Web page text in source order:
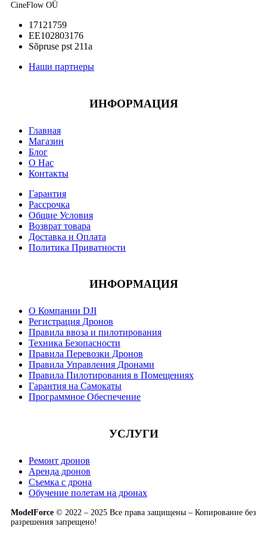
CineFlow OÜ
17121759
EE102803176
Sõpruse pst 211a
Наши партнеры
ИНФОРМАЦИЯ
Главная
Магазин
Блог
О Нас
Контакты
Гарантия
Рассрочка
Общие Условия
Возврат товара
Доставка и Оплата
Политика Приватности
ИНФОРМАЦИЯ
О Компании DJI
Регистрация Дронов
Правила ввоза и пилотирования
Техника Безопасности
Правила Перевозки Дронов
Правила Управления Дронами
Правила Пилотирования в Помещениях
Гарантия на Самокаты
Программное Обеспечение
УСЛУГИ
Ремонт дронов
Аренда дронов
Съемка с дрона
Обучение полетам на дронах
ModelForce © 2022 – 2025 Все права защищены – Копирование без
разрешения запрещено!